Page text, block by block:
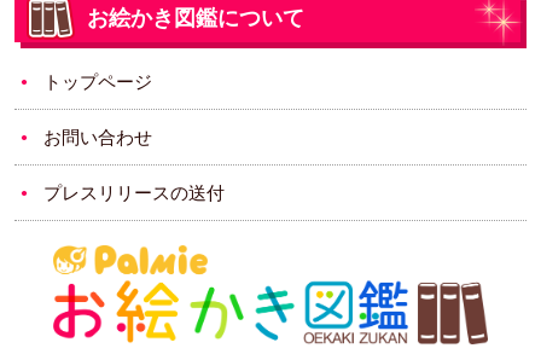
お絵かき図鑑について
トップページ
お問い合わせ
プレスリリースの送付